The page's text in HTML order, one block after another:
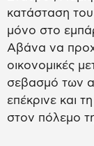
κατάσταση
μόνο στο
Αβάνα να
οικονομικές
σεβασμό των
επέκρινε και
στον πόλεμο